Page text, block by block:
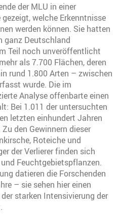
der MLU in einer
welche Erkenntnisse
werden können. Sie hatten
ganz Deutschland
Teil noch unveröffentlicht
als 7.700 Flächen, deren
rund 1.800 Arten – zwischen
wurde. Die im
Analyse offenbarte einen
Bei 1.011 der untersuchten
letzten einhundert Jahren
den Gewinnern dieser
Roteiche und
der Verlierer finden sich
Feuchtgebietspflanzen.
datieren die Forschenden
– sie sehen hier einen
starken Intensivierung der